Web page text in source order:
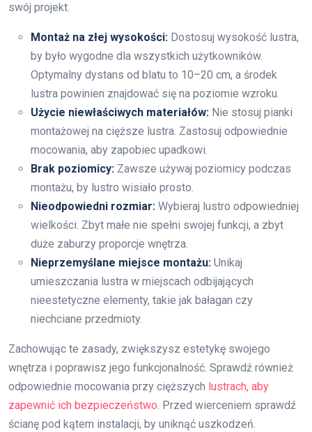
swój projekt.
Montaż na złej wysokości: Dostosuj wysokość lustra,
by było wygodne dla wszystkich użytkowników.
Optymalny dystans od blatu to 10–20 cm, a środek
lustra powinien znajdować się na poziomie wzroku.
Użycie niewłaściwych materiałów: Nie stosuj pianki
montażowej na cięższe lustra. Zastosuj odpowiednie
mocowania, aby zapobiec upadkowi.
Brak poziomicy: Zawsze używaj poziomicy podczas
montażu, by lustro wisiało prosto.
Nieodpowiedni rozmiar: Wybieraj lustro odpowiedniej
wielkości. Zbyt małe nie spełni swojej funkcji, a zbyt
duże zaburzy proporcje wnętrza.
Nieprzemyślane miejsce montażu: Unikaj
umieszczania lustra w miejscach odbijających
nieestetyczne elementy, takie jak bałagan czy
niechciane przedmioty.
Zachowując te zasady, zwiększysz estetykę swojego
wnętrza i poprawisz jego funkcjonalność. Sprawdź również
odpowiednie mocowania przy cięższych lustrach, aby
zapewnić ich bezpieczeństwo. Przed wierceniem sprawdź
ścianę pod kątem instalacji, by uniknąć uszkodzeń.